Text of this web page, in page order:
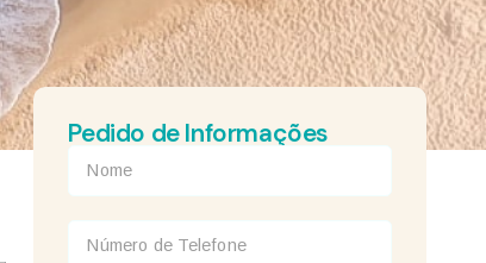
Pedido de Informações